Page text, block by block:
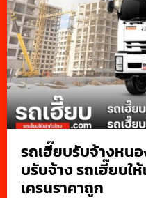
รถเฮี๊ยบรับจ้างหน
บรับจ้าง รถเฮี๊ยบใ
เครนราคาถูก